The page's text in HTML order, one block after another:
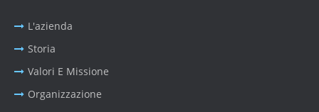
L'azienda
Storia
Valori E Missione
Organizzazione